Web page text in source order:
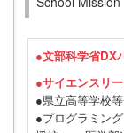
●文部科学省DX
●サイエンスリ
●県立高等学校
●プログラミン